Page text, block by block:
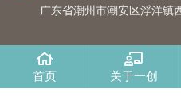
广东省潮州市潮安区浮洋镇
Copyright ©2018 一创灯饰集团（
首页 关于一创